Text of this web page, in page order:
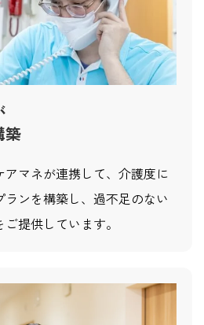
築
マネが連携して、介護度に
ンを構築し、過不足のない
提供しています。